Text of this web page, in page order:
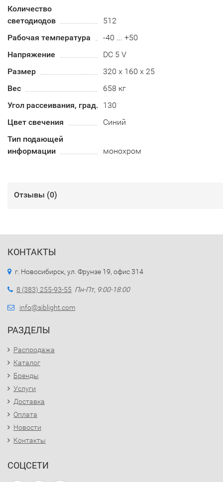
Количество
светодиодов
512
Рабочая температура
-40 ... +50
Напряжение
DC 5 V
Размер
320 x 160 x 25
Вес
658 кг
Угол рассеивания, град. 130
Цвет свечения
Синий
Тип подающей
информации
монохром
Отзывы (0)
КОНТАКТЫ
г. Новосибирск, ул. Фрунзе 19, офис 314
8 (383) 255-93-55 Пн-Пт, 9:00-18:00
info@siblight.com
РАЗДЕЛЫ
Распродажа
Каталог
Бренды
Услуги
Доставка
Оплата
Новости
Контакты
СОЦСЕТИ